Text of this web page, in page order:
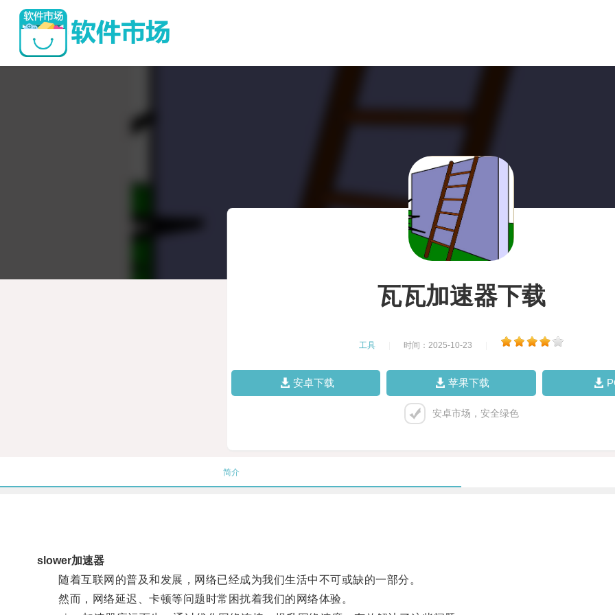
瓦瓦加速器下载
工具 时间：2025-10-23
安卓下载 苹果下载
安卓市场，安全绿色
简介
slower加速器
随着互联网的普及和发展，网络已经成为我们生活中不可或缺的一部分。
然而，网络延迟、卡顿等问题时常困扰着我们的网络体验。